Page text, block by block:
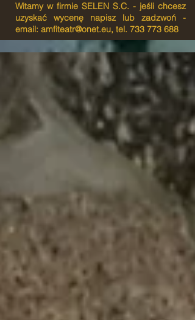
Witamy w firmie SELEN S.C. - jeśli chcesz
uzyskać wycenę napisz lub zadzwoń -
email: amfiteatr@onet.eu, tel. 733 773 688